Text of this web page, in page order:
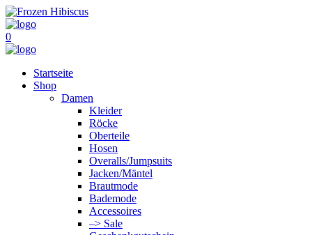
0
Startseite
Shop
Damen
Kleider
Röcke
Oberteile
Hosen
Overalls/Jumpsuits
Jacken/Mäntel
Brautmode
Bademode
Accessoires
–> Sale